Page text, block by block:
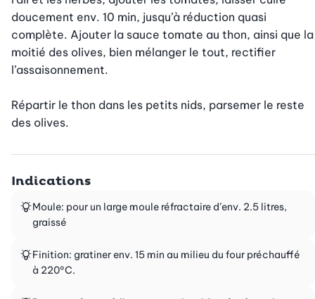
doucement env. 10 min, jusqu’à réduction quasi
complète. Ajouter la sauce tomate au thon, ainsi que la
moitié des olives, bien mélanger le tout, rectifier
l’assaisonnement.
Répartir le thon dans les petits nids, parsemer le reste
des olives.
Indications
Moule: pour un large moule réfractaire d’env. 2.5 litres,
graissé
Finition: gratiner env. 15 min au milieu du four préchauffé
à 220°C.